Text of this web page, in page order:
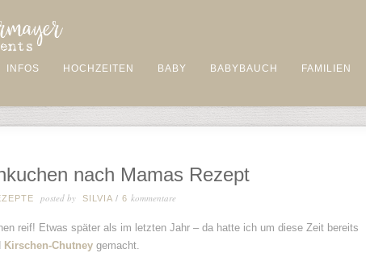
INFOS HOCHZEITEN BABY BABYBAUCH FAMILIEN
nach Mamas Rezept
posted by SILVIA / 6 kommentare
reif! Etwas später als im letzten Jahr – da hatte ich um diese Zeit bereits
Kirschen-Chutney gemacht.